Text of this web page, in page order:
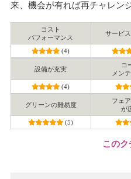
来、機会が有れば再チャレン
コスト
パフォーマンス
サービ
(4)
設備が充実
コ
メン
(4)
グリーンの難易度
フェ
が
(5)
このク